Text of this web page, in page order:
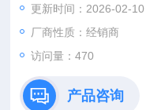
用于环保、水务、工业
求。
更新时间：2026-02-10
厂商性质：经销商
访问量：470
产品咨询